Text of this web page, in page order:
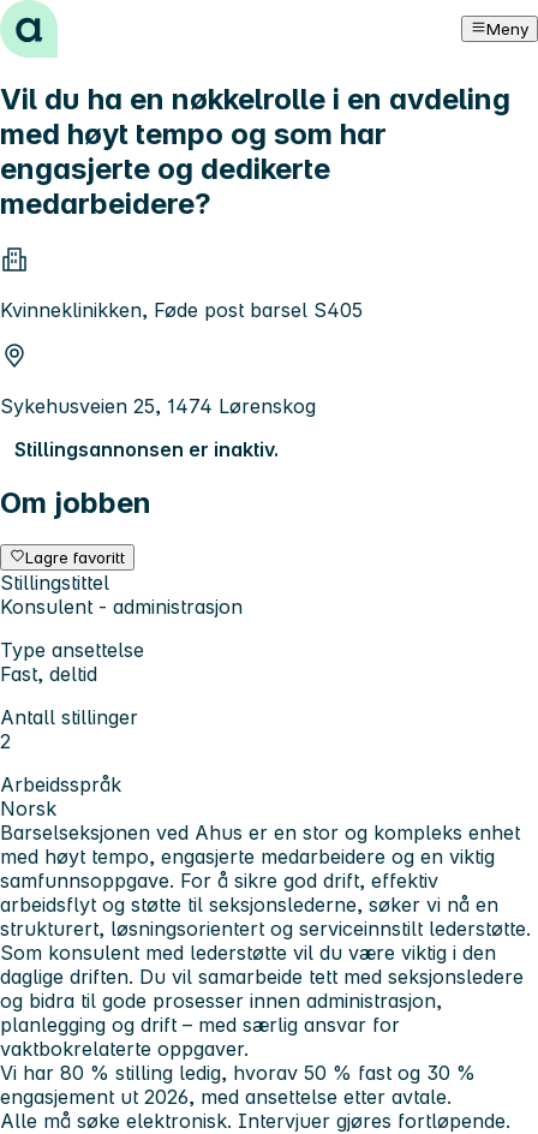
Hopp til innhold Meny
Vil du ha en nøkkelrolle i en avdeling
med høyt tempo og som har
engasjerte og dedikerte
medarbeidere?
Kvinneklinikken, Føde post barsel S405
Sykehusveien 25, 1474 Lørenskog
Stillingsannonsen er inaktiv.
Om jobben
Lagre favoritt
Stillingstittel
Konsulent - administrasjon
Type ansettelse
Fast, deltid
Antall stillinger
2
Arbeidsspråk
Norsk
Barselseksjonen ved Ahus er en stor og kompleks enhet
med høyt tempo, engasjerte medarbeidere og en viktig
samfunnsoppgave. For å sikre god drift, effektiv
arbeidsflyt og støtte til seksjonslederne, søker vi nå en
strukturert, løsningsorientert og serviceinnstilt lederstøtte.
Som konsulent med lederstøtte vil du være viktig i den
daglige driften. Du vil samarbeide tett med seksjonsledere
og bidra til gode prosesser innen administrasjon,
planlegging og drift – med særlig ansvar for
vaktbokrelaterte oppgaver.
Vi har 80 % stilling ledig, hvorav 50 % fast og 30 %
engasjement ut 2026, med ansettelse etter avtale.
Alle må søke elektronisk. Intervjuer gjøres fortløpende.